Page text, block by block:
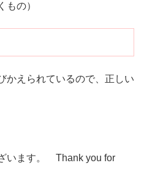
もの）
かえられているので、正しい
います。 Thank you for